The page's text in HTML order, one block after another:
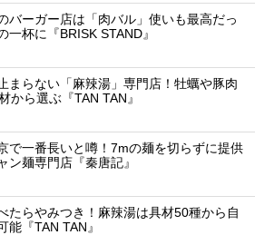
バーガー店は「肉バル」使いも最高だっ
一杯に『BRISK STAND』
まらない「麻辣湯」専門店！牡蠣や豚肉
から選ぶ『TAN TAN』
で一番長いと噂！7mの麺を切らずに提供
ン麺専門店『秦唐記』
たらやみつき！麻辣湯は具材50種から自
能『TAN TAN』